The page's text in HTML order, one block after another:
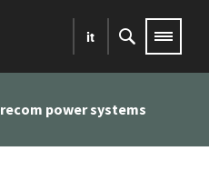
it
recom power systems